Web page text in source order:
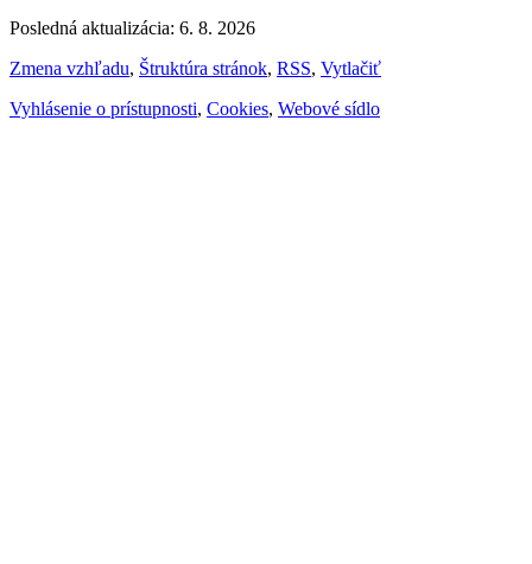
Posledná aktualizácia: 6. 8. 2026
Zmena vzhľadu, Štruktúra stránok, RSS, Vytlačiť
Vyhlásenie o prístupnosti, Cookies, Webové sídlo